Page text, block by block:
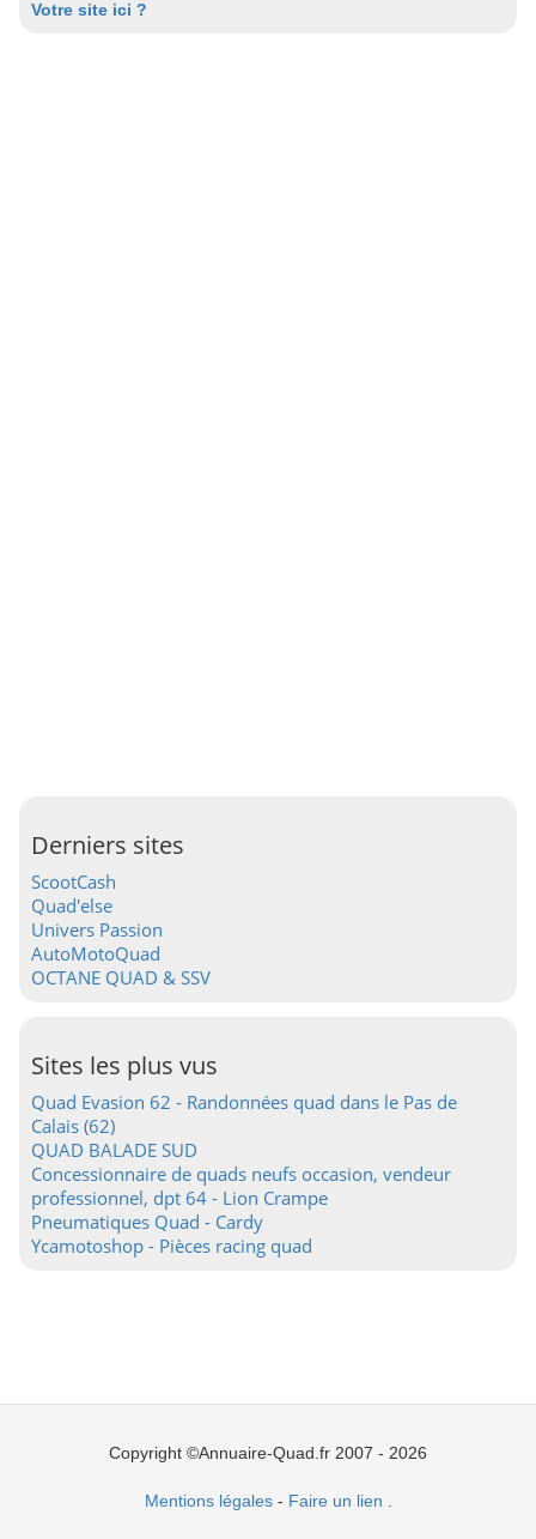
Votre site ici ?
Derniers sites
ScootCash
Quad'else
Univers Passion
AutoMotoQuad
OCTANE QUAD & SSV
Sites les plus vus
Quad Evasion 62 - Randonnées quad dans le Pas de
Calais (62)
QUAD BALADE SUD
Concessionnaire de quads neufs occasion, vendeur
professionnel, dpt 64 - Lion Crampe
Pneumatiques Quad - Cardy
Ycamotoshop - Pièces racing quad
Copyright ©Annuaire-Quad.fr 2007 - 2026
Mentions légales- Faire un lien